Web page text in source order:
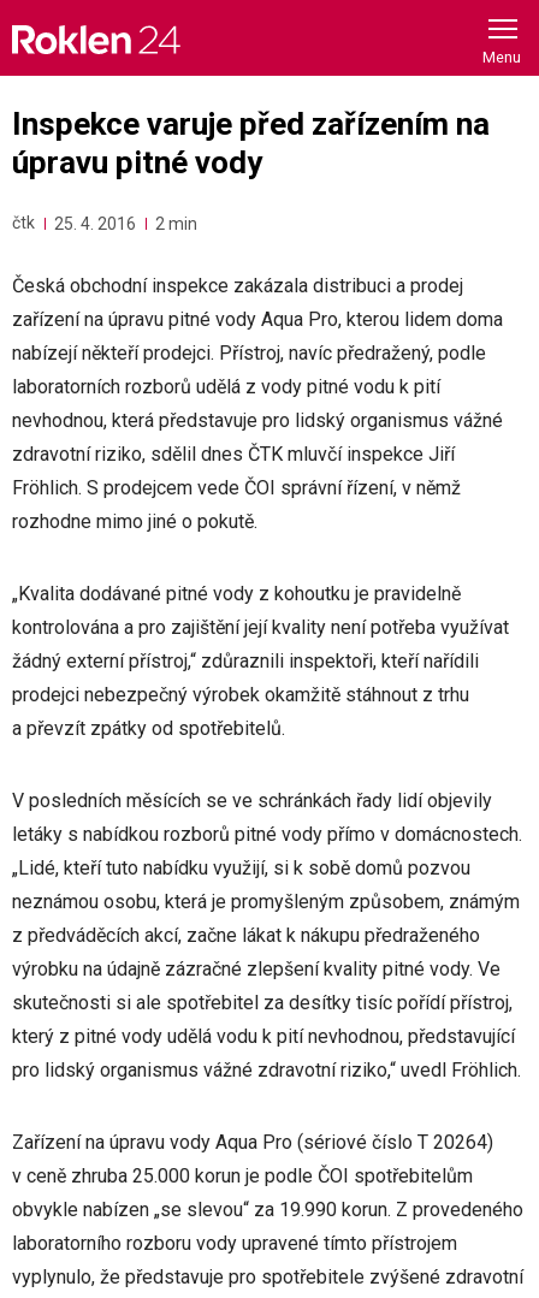
content
Inspekce varuje před zařízením na
úpravu pitné vody
čtk 25. 4. 2016 2 min
Česká obchodní inspekce zakázala distribuci a prodej
zařízení na úpravu pitné vody Aqua Pro, kterou lidem doma
nabízejí někteří prodejci. Přístroj, navíc předražený, podle
laboratorních rozborů udělá z vody pitné vodu k pití
nevhodnou, která představuje pro lidský organismus vážné
zdravotní riziko, sdělil dnes ČTK mluvčí inspekce Jiří
Fröhlich. S prodejcem vede ČOI správní řízení, v němž
rozhodne mimo jiné o pokutě.
„Kvalita dodávané pitné vody z kohoutku je pravidelně
kontrolována a pro zajištění její kvality není potřeba využívat
žádný externí přístroj,“ zdůraznili inspektoři, kteří nařídili
prodejci nebezpečný výrobek okamžitě stáhnout z trhu
a převzít zpátky od spotřebitelů.
V posledních měsících se ve schránkách řady lidí objevily
letáky s nabídkou rozborů pitné vody přímo v domácnostech.
„Lidé, kteří tuto nabídku využijí, si k sobě domů pozvou
neznámou osobu, která je promyšleným způsobem, známým
z předváděcích akcí, začne lákat k nákupu předraženého
výrobku na údajně zázračné zlepšení kvality pitné vody. Ve
skutečnosti si ale spotřebitel za desítky tisíc pořídí přístroj,
který z pitné vody udělá vodu k pití nevhodnou, představující
pro lidský organismus vážné zdravotní riziko,“ uvedl Fröhlich.
Zařízení na úpravu vody Aqua Pro (sériové číslo T 20264)
v ceně zhruba 25.000 korun je podle ČOI spotřebitelům
obvykle nabízen „se slevou“ za 19.990 korun. Z provedeného
laboratorního rozboru vody upravené tímto přístrojem
vyplynulo, že představuje pro spotřebitele zvýšené zdravotní